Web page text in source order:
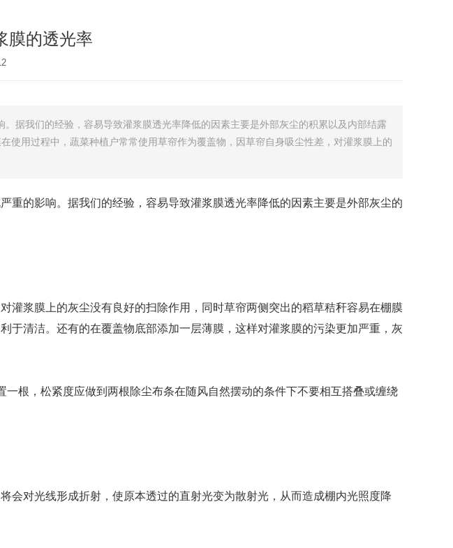
膜的透光率
据我们的经验，容易导致灌浆膜透光率降低的因素主要是外部灰尘的积累以及内部结露
过程中，蔬菜种植户常常使用草帘作为覆盖物，因草帘自身吸尘性差，对灌浆膜上的
的影响。据我们的经验，容易导致灌浆膜透光率降低的因素主要是外部灰尘的
浆膜上的灰尘没有良好的扫除作用，同时草帘两侧突出的稻草秸秆容易在棚膜
于清洁。还有的在覆盖物底部添加一层薄膜，这样对灌浆膜的污染更加严重，灰
，松紧度应做到两根除尘布条在随风自然摆动的条件下不要相互搭叠或缠绕
对光线形成折射，使原本透过的直射光变为散射光，从而造成棚内光照度降